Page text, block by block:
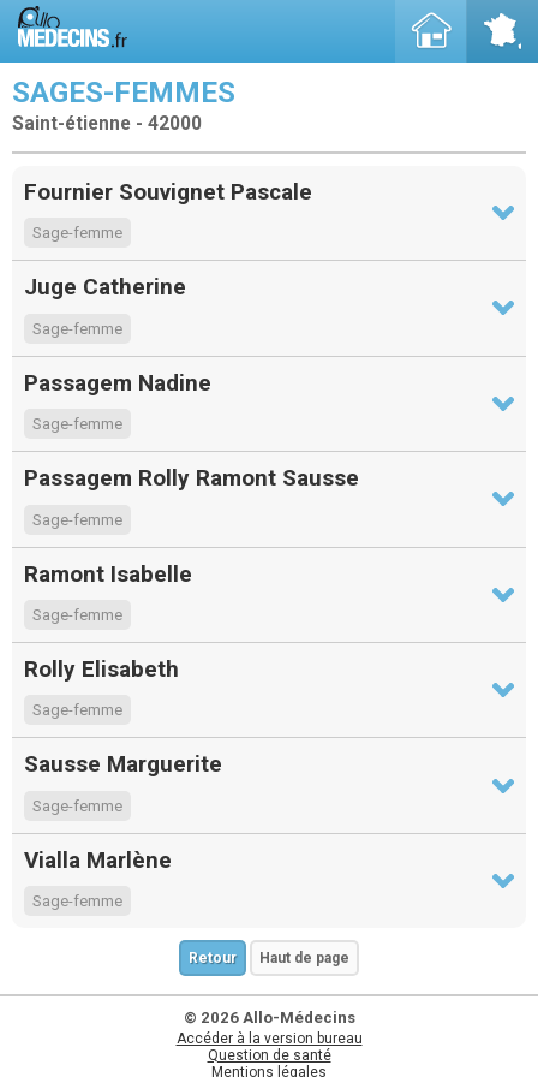
SAGES-FEMMES
Saint-étienne - 42000
Fournier Souvignet Pascale
Sage-femme
Juge Catherine
Sage-femme
Passagem Nadine
Sage-femme
Passagem Rolly Ramont Sausse
Sage-femme
Ramont Isabelle
Sage-femme
Rolly Elisabeth
Sage-femme
Sausse Marguerite
Sage-femme
Vialla Marlène
Sage-femme
Retour Haut de page
© 2026 Allo-Médecins
Accéder à la version bureau
Question de santé
Mentions légales